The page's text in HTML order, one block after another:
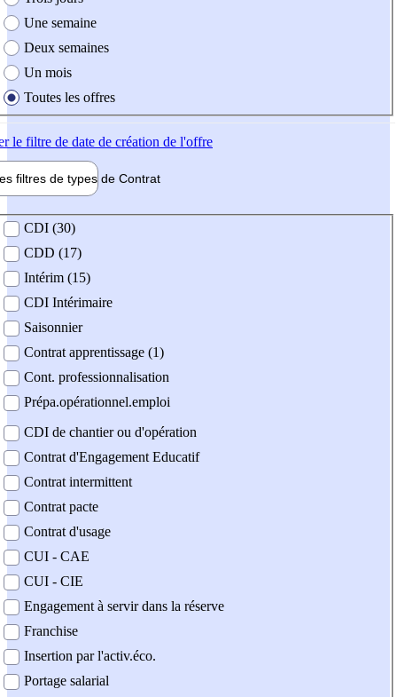
Une semaine
Deux semaines
Un mois
Toutes les offres
le filtre de date de création de l'offre
filtres de types de Contrat
contrat
CDI (30)
CDD (17)
Intérim (15)
CDI Intérimaire
Saisonnier
Contrat apprentissage (1)
Cont. professionnalisation
Prépa.opérationnel.emploi
CDI de chantier ou d'opération
Contrat d'Engagement Educatif
Contrat intermittent
Contrat pacte
Contrat d'usage
CUI - CAE
CUI - CIE
Engagement à servir dans la réserve
Franchise
Insertion par l'activ.éco.
Portage salarial